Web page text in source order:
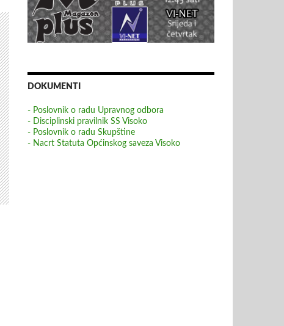
DOKUMENTI
- Poslovnik o radu Upravnog odbora
- Disciplinski pravilnik SS Visoko
- Poslovnik o radu Skupštine
- Nacrt Statuta Općinskog saveza Visoko